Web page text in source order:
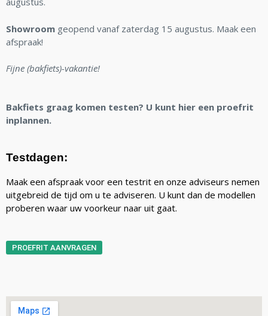
Showroom geopend vanaf zaterdag 15 augustus. Maak een
afspraak!
Fijne (bakfiets)-vakantie!
Bakfiets graag komen testen? U kunt hier een proefrit
inplannen.
Testdagen:
Maak een afspraak voor een testrit en onze adviseurs nemen
uitgebreid de tijd om u te adviseren. U kunt dan de modellen
proberen waar uw voorkeur naar uit gaat.
PROEFRIT AANVRAGEN